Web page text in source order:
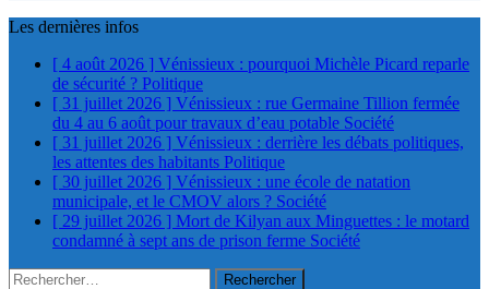
Les dernières infos
[ 4 août 2026 ] Vénissieux : pourquoi Michèle Picard reparle
de sécurité ? Politique
[ 31 juillet 2026 ] Vénissieux : rue Germaine Tillion fermée
du 4 au 6 août pour travaux d’eau potable Société
[ 31 juillet 2026 ] Vénissieux : derrière les débats politiques,
les attentes des habitants Politique
[ 30 juillet 2026 ] Vénissieux : une école de natation
municipale, et le CMOV alors ? Société
[ 29 juillet 2026 ] Mort de Kilyan aux Minguettes : le motard
condamné à sept ans de prison ferme Société
Rechercher :